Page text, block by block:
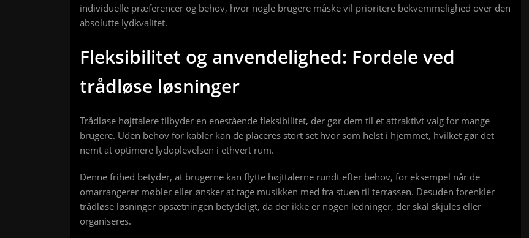
individuelle præferencer og behov, hvor nogle brugere måske vil prioritere bekvemmelighed over den
absolutte lydkvalitet.
Fleksibilitet og anvendelighed: Fordele ved
trådløse løsninger
Trådløse højttalere tilbyder en enestående fleksibilitet, der gør dem til et attraktivt valg for mange
brugere. Uden behov for kabler kan de placeres stort set hvor som helst i hjemmet, hvilket gør det
nemt at optimere lydoplevelsen i ethvert rum.
Denne frihed betyder, at brugerne kan flytte højttalerne rundt efter behov, for eksempel når de
omarrangerer møbler eller ønsker at tage musikken med fra stuen til terrassen. Desuden forenkler
trådløse løsninger opsætningen betydeligt, da der ikke er nogen ledninger, der skal skjules eller
organiseres.